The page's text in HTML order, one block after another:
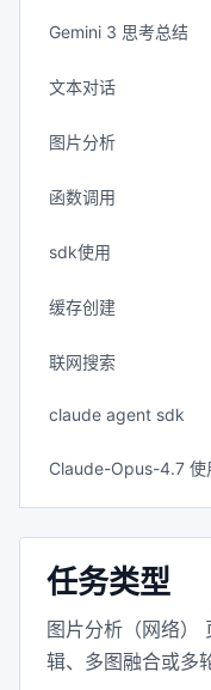
Gemini 3 思考总结
文本对话
图片分析
函数调用
sdk使用
缓存创建
联网搜索
claude agent sdk
Claude-Opus-4.7 使
任务类型
图片分析（网络）
辑、多图融合或多